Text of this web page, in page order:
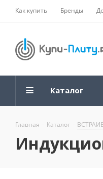
Как купить Бренды
Каталог
Главная - Каталог -